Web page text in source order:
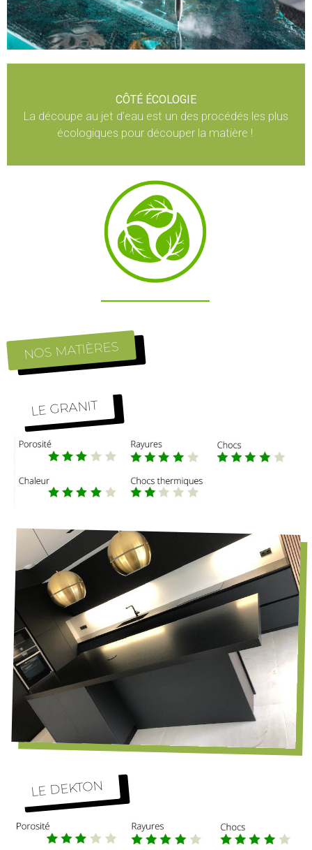
CÔTÉ ÉCOLOGIE
La découpe au jet d’eau est un des procédés les plus
écologiques pour découper la matière !
NOS MATIÈRES
LE GRANIT
LE DEKTON